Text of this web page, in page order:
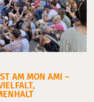
AM MON AMI –